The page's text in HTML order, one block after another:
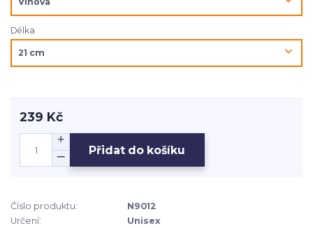
Délka
239 Kč
Přidat do košíku
Číslo produktu:
N9012
Určení:
Unisex